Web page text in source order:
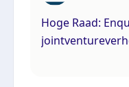
Hoge Raad: